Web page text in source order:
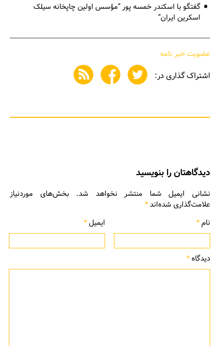
گفتگو با اسکندر خمسه‌ پور “مؤسس اولین چاپخانه سیلک
اسکرین ایران”
عضویت خبر نامه
اشتراک گذاری در:
دیدگاهتان را بنویسید
نشانی ایمیل شما منتشر نخواهد شد.
بخش‌های موردنیاز
علامت‌گذاری شده‌اند*
نام* ایمیل*
دیدگاه*